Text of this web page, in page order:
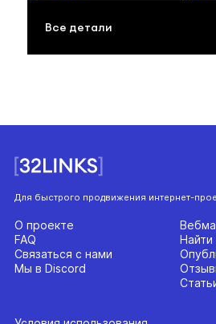
Все детали
Для быстрого продвижения интернет-
Найти
О проекте
FAQ
Связаться с нами
Мы в Discord